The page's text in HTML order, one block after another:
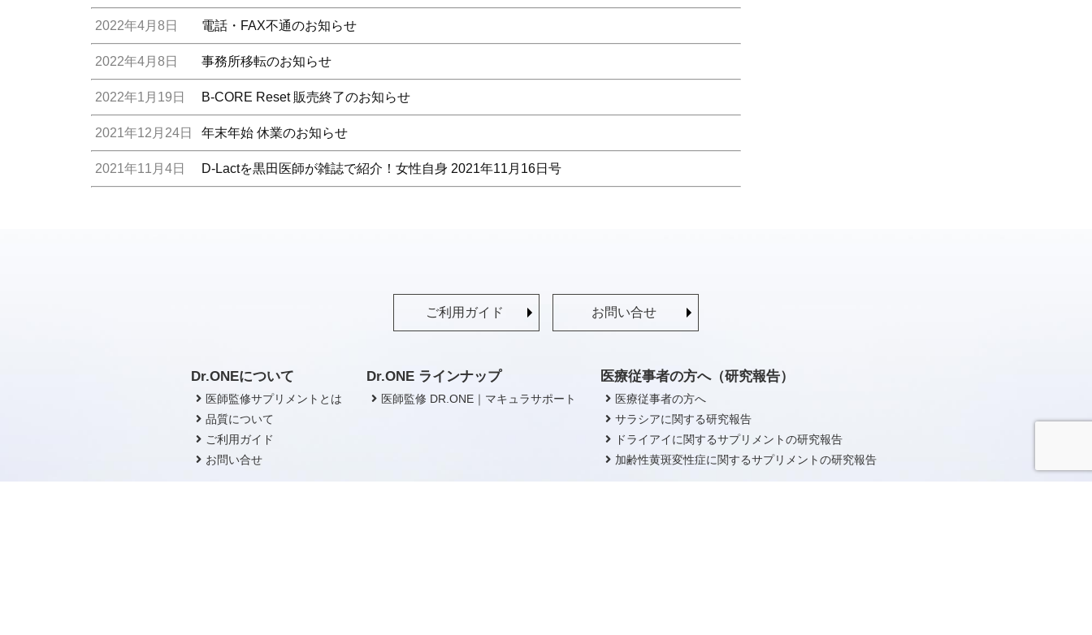
2022年4月8日 電話・FAX不通のお知らせ
2022年4月8日 事務所移転のお知らせ
2022年1月19日 B-CORE Reset 販売終了のお知らせ
2021年12月24日 年末年始 休業のお知らせ
2021年11月4日 D-Lactを黒田医師が雑誌で紹介！女性自身 2021年11月16日号
ご利用ガイド お問い合せ
Dr.ONEについて
医師監修サプリメントとは
品質について
ご利用ガイド
お問い合せ
Dr.ONE ラインナップ
医師監修 DR.ONE｜マキュラサポート
医療従事者の方へ（研究報告）
医療従事者の方へ
サラシアに関する研究報告
ドライアイに関するサプリメントの研究報告
加齢性黄斑変性症に関するサプリメントの研究報告